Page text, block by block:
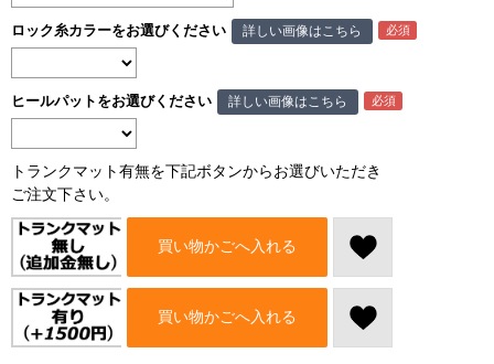
トランクマット有無を下記ボタンからお選びいただき
ご注文下さい。
ロック糸カラーをお選びください 詳しい画像はこちら
ヒールパットをお選びください 詳しい画像はこちら
買い物かごへ入れる
買い物かごへ入れる